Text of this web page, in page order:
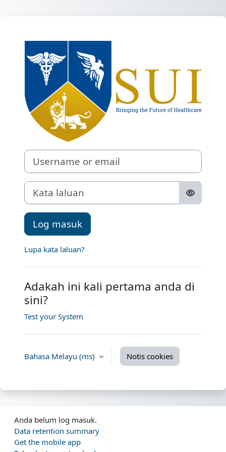
Username or email
Kata laluan
Log masuk
Lupa kata laluan?
Adakah ini kali pertama anda di
sini?
Test your System
Bahasa Melayu ‎(ms)‎ Notis cookies
Anda belum log masuk.
Data retention summary
Get the mobile app